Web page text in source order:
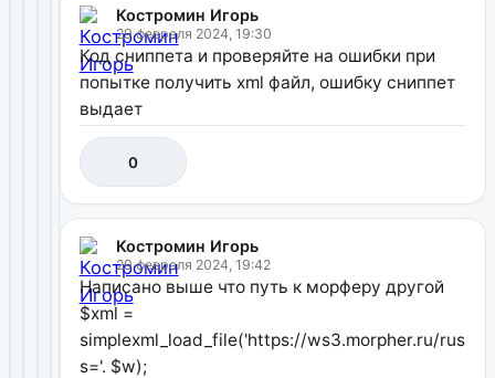
Костромин Игорь
29 февраля 2024, 19:30
Код сниппета и проверяйте на ошибки при
попытке получить xml файл, ошибку сниппет
выдает
0
Костромин Игорь
29 февраля 2024, 19:42
Написано выше что путь к морферу другой
$xml =
simplexml_load_file('https://ws3.morpher.ru/
s='. $w);